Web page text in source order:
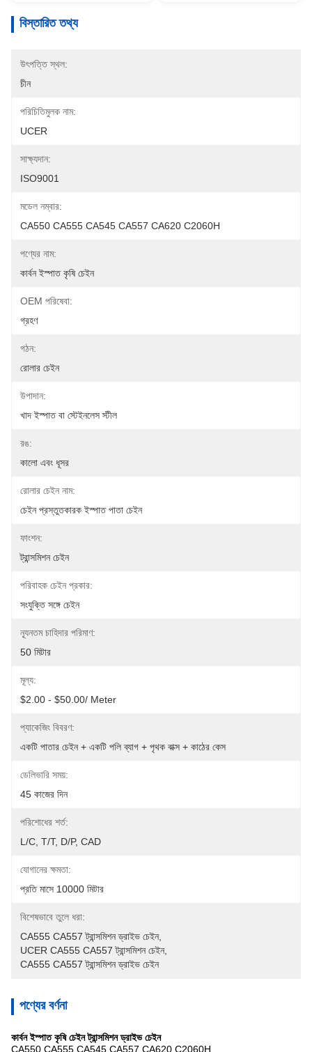
বিস্তারিত তথ্য
উৎপত্তি স্থল:
চীন
পরিচিতিমুলক নাম:
UCER
সাক্ষ্যদান:
ISO9001
মডেল নম্বার:
CA550 CA555 CA545 CA557 CA620 C2060H
পণ্যের নাম:
কার্বন ইস্পাত কৃষি চেইন
OEM পরিষেবা:
গ্রহণ
গঠন:
রোলার চেইন
উপাদান:
খাদ ইস্পাত বা স্টেইনলেস স্টীল
রঙ:
কালো এবং ধূসর
রোলার চেইন নাম:
চেইন প্রস্তুতকারক ইস্পাত পাতা চেইন
ফাংশন:
ট্রান্সমিশন চেইন
পরিবাহক চেইন প্রকার:
সংযুক্তি সঙ্গে চেইন
ন্যূনতম চাহিদার পরিমাণ:
50 মিটার
মূল্য:
$2.00 - $50.00/ Meter
প্যাকেজিং বিবরণ:
একটি পাতার চেইন + একটি পলি ব্যাগ + পৃথক বাক্স + কাঠের কেস
ডেলিভারি সময়:
45 কাজের দিন
পরিশোধের শর্ত:
L/C, T/T, D/P, CAD
যোগানের ক্ষমতা:
প্রতি মাসে 10000 মিটার
বিশেষভাবে তুলে ধরা:
CA555 CA557 ট্রান্সমিশন ড্রাইভ চেইন,
UCER CA555 CA557 ট্রান্সমিশন চেইন,
CA555 CA557 ট্রান্সমিশন ড্রাইভ চেইন
পণ্যের বর্ণনা
কার্বন ইস্পাত কৃষি চেইন ট্রান্সমিশন ড্রাইভ চেইন
CA550 CA555 CA545 CA557 CA620 C2060H